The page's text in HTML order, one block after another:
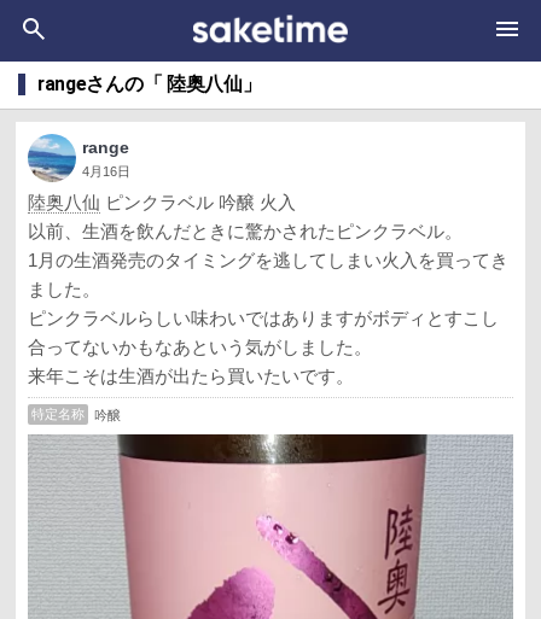
rangeさんの「 陸奥八仙」
range
4月16日
陸奥八仙 ピンクラベル 吟醸 火入
以前、生酒を飲んだときに驚かされたピンクラベル。
1月の生酒発売のタイミングを逃してしまい火入を買ってき
ました。
ピンクラベルらしい味わいではありますがボディとすこし
合ってないかもなあという気がしました。
来年こそは生酒が出たら買いたいです。
特定名称 吟醸